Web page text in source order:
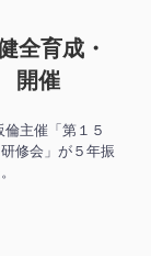
全育成・
開催
倫主催「第１５
修会」が５年振